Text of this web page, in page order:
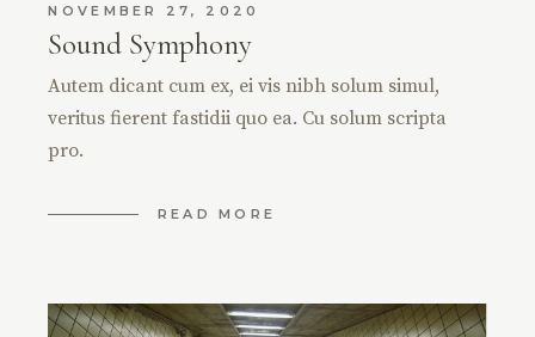
NOVEMBER 27, 2020
Sound Symphony
Autem dicant cum ex, ei vis nibh solum simul,
veritus fierent fastidii quo ea. Cu solum scripta
pro.
READ MORE